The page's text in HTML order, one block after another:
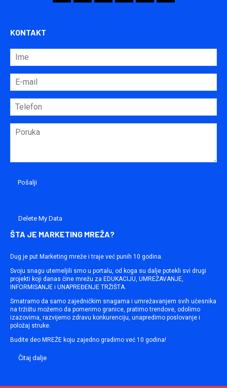
KONTAKT
Delete My Data
ŠTA JE MARKETING MREŽA?
Dug je put Marketing mreže i traje već punih 10 godina.
Svoju snagu utemeljili smo u portalu, od koga su dalje potekli svi drugi
projekti koji danas čine mrežu za EDUKACIJU, UMREŽAVANJE,
INFORMISANJE i UNAPREĐENJE TRŽIŠTA.
Smatramo da samo zajedničkim snagama i umrežavanjem svih učesnika
na tržištu možemo da pomerimo granice, pratimo trendove, odolimo
izazovima, razvijemo zdravu konkurenciju, unapredimo poslovanje i
položaj struke.
Budite deo MREŽE koju zajedno gradimo već 10 godina!
Čitaj dalje